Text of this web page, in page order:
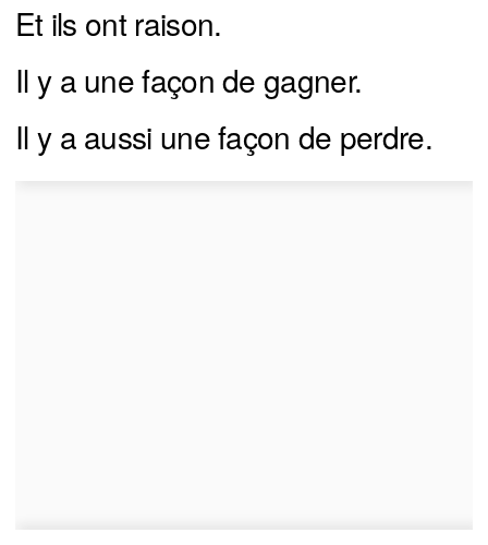
Et ils ont raison.
Il y a une façon de gagner.
Il y a aussi une façon de perdre.